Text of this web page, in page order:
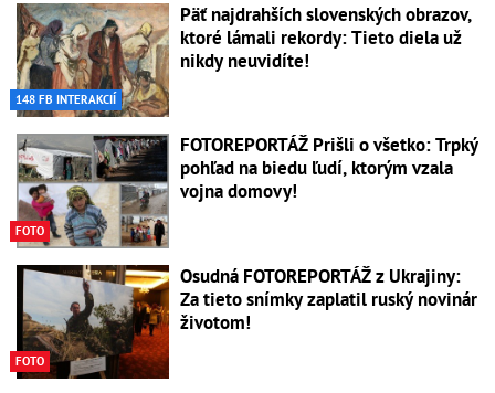
148 FB INTERAKCIÍ
Päť najdrahších slovenských obrazov,
ktoré lámali rekordy: Tieto diela už
nikdy neuvidíte!
FOTO
FOTOREPORTÁŽ Prišli o všetko: Trpký
pohľad na biedu ľudí, ktorým vzala
vojna domovy!
FOTO
Osudná FOTOREPORTÁŽ z Ukrajiny:
Za tieto snímky zaplatil ruský novinár
životom!